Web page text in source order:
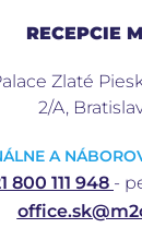
RECEPCIE
Zlaté
2/A,
A
800 111 948 -